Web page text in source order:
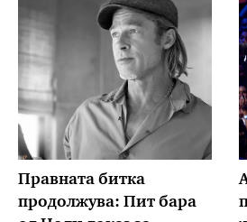
Правната битка
продолжува: Пит бара